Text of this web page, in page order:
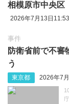
相模原市中央区
2026年7月13日11:53
事件
防衛省前で不審
う
東京都 2026年7